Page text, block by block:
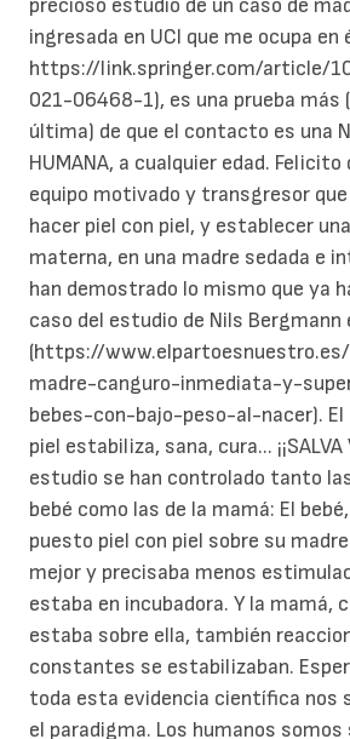
precioso estudio de un caso de
ingresada en UCI que me ocupa en
https://link.springer.com/article/
021-06468-1), es una prueba más
última) de que el contacto es una
HUMANA, a cualquier edad. Felicito
equipo motivado y transgresor
hacer piel con piel, y establecer
materna, en una madre sedada e
han demostrado lo mismo que ya
caso del estudio de Nils
(https://
madre-canguro-inmediata-y-
bebes-con-bajo-peso-al-nacer).
piel estabiliza, sana, cura...
estudio se han controlado tanto
bebé como las de la mamá: El
puesto piel con piel sobre su
mejor y precisaba menos
estaba en incubadora. Y la mamá,
estaba sobre ella, también
constantes se estabilizaban.
toda esta evidencia científica nos
el paradigma. Los humanos somos